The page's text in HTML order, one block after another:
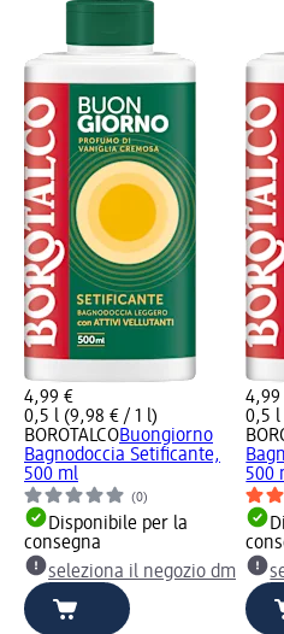
4,99 €
0,5 l (9,98 € / 1 l)
BOROTALCOBuongiorno
Bagnodoccia Setificante,
500 ml
(0)
Disponibile per la
consegna
seleziona il negozio dm
4,99
0,5 l
500